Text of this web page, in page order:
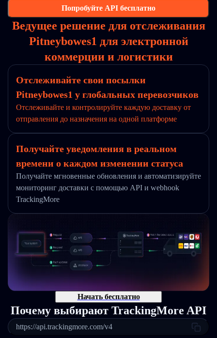
Попробуйте API бесплатно
Ведущее решение для отслеживания
Pitneybowes1 для электронной
коммерции и логистики
Отслеживайте свои посылки
Pitneybowes1 у глобальных перевозчиков
Отслеживайте и контролируйте каждую доставку от
отправления до назначения на одной платформе
Получайте уведомления в реальном
времени о каждом изменении статуса
Получайте мгновенные обновления и автоматизируйте
мониторинг доставки с помощью API и webhook
TrackingMore
Начать бесплатно
Почему выбирают TrackingMore API
https://api.trackingmore.com/v4